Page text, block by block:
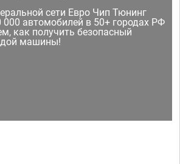
сети Евро Чип Тюнинг
автомобилей в 50+ городах РФ
как получить безопасный
машины!